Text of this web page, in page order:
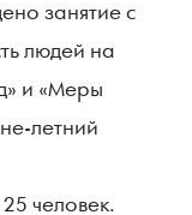
занятие с
людей на
и «Меры
летний
человек.